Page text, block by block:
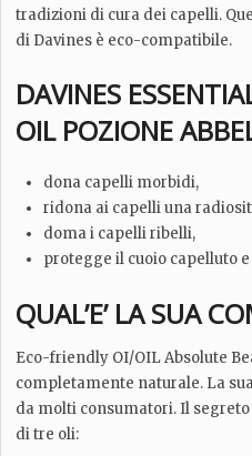
tradizioni di cura dei capelli.
di Davines è eco-compatibile.
DAVINES
OIL POZIONE
dona capelli morbidi,
ridona ai capelli una
doma i capelli ribelli,
protegge il cuoio capelluto
QUAL’E’ LA SUA
Eco-friendly OI/OIL Absolute
completamente naturale. La
da molti consumatori. Il
di tre oli: